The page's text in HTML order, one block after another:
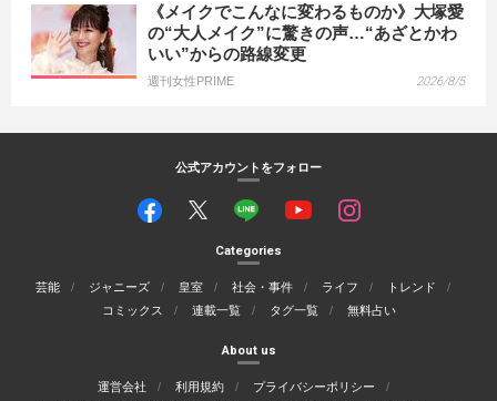
《メイクでこんなに変わるものか》大塚愛
の“大人メイク”に驚きの声…“あざとかわ
いい”からの路線変更
週刊女性PRIME 2026/8/5
公式アカウントをフォロー
Categories
芸能 ジャニーズ 皇室 社会・事件 ライフ
トレンド
コミックス
連載一覧 タグ一覧 無料占い
About us
運営会社 利用規約
プライバシーポリシー